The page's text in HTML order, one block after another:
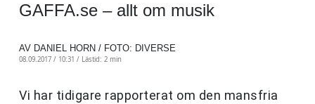
GAFFA.se – allt om musik
AV DANIEL HORN / FOTO: DIVERSE
08.09.2017 / 10:31 / Lästid: 2 min
Vi har tidigare rapporterat om den mansfria